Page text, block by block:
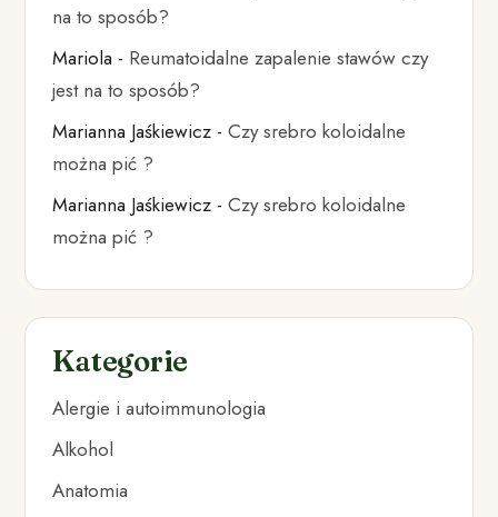
na to sposób?
Mariola - Reumatoidalne zapalenie stawów czy
jest na to sposób?
Marianna Jaśkiewicz -Czy srebro koloidalne
można pić ?
Marianna Jaśkiewicz -Czy srebro koloidalne
można pić ?
Kategorie
Alergie i autoimmunologia
Alkohol
Anatomia